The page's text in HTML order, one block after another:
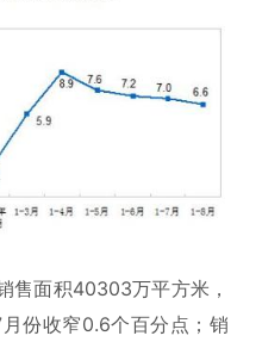
售面积40303万平方米，
份收窄0.6个百分点；销